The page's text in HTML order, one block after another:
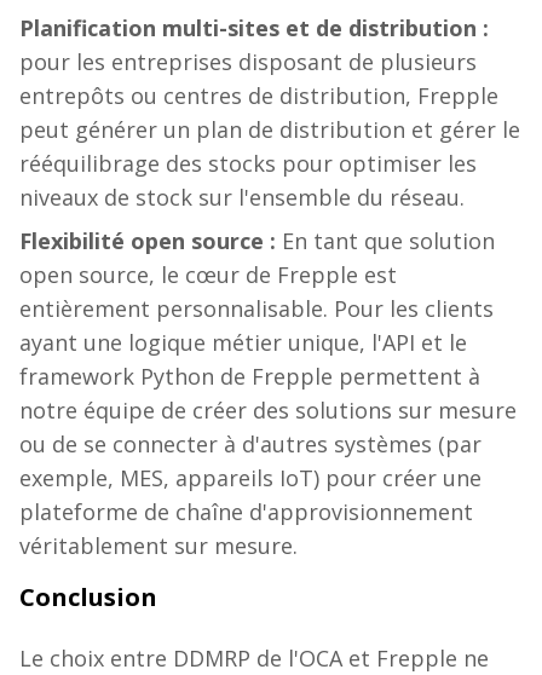
Planification multi-sites et de distribution :
pour les entreprises disposant de plusieurs
entrepôts ou centres de distribution, Frepple
peut générer un plan de distribution et gérer le
rééquilibrage des stocks pour optimiser les
niveaux de stock sur l'ensemble du réseau.
Flexibilité open source : En tant que solution
open source, le cœur de Frepple est
entièrement personnalisable. Pour les clients
ayant une logique métier unique, l'API et le
framework Python de Frepple permettent à
notre équipe de créer des solutions sur mesure
ou de se connecter à d'autres systèmes (par
exemple, MES, appareils IoT) pour créer une
plateforme de chaîne d'approvisionnement
véritablement sur mesure.
Conclusion
Le choix entre DDMRP de l'OCA et Frepple ne